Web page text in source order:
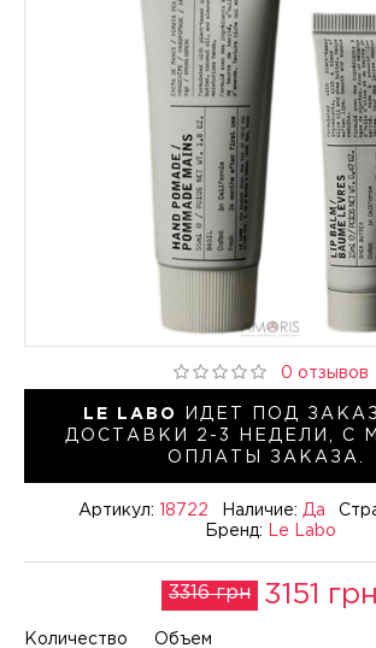
LE LABO
ИДЕТ ПОД
ДОСТАВКИ 2-3 НЕДЕЛИ, С
ОПЛАТЫ ЗАКАЗА.
Артикул: 18722 Наличие: Да
Бренд:
Le Labo
0 отзывов
3316 грн 3151 грн
Количество Объем